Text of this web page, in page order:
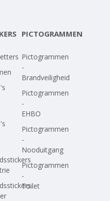
PICTOGRAMMEN
Pictogrammen
-
Brandveiligheid
Pictogrammen
-
EHBO
Pictogrammen
-
Nooduitgang
Pictogrammen
-
Toilet